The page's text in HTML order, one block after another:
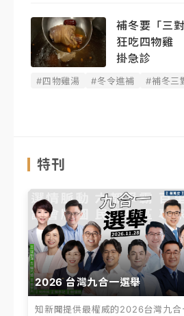
補冬要「三
狂吃四物雞
掛急診
#四物雞湯 #冬令進補 #補冬三
特刊
2026 台灣九合一選舉
知新聞提供最權威的2026台灣九合